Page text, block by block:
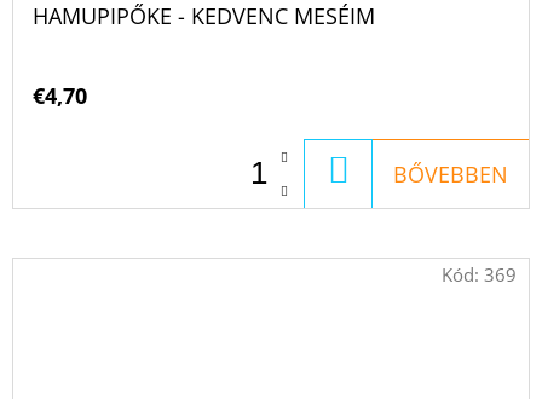
HAMUPIPŐKE - KEDVENC MESÉIM
€4,70
KOSÁRBA
BŐVEBBEN
Kód: 369